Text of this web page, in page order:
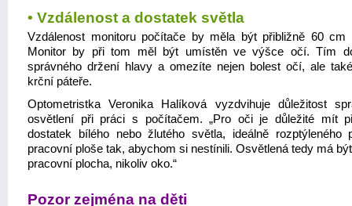
• Vzdálenost a dostatek světla
Vzdálenost monitoru počítače by měla být přibližně 60 cm
Monitor by při tom měl být umístěn ve výšce očí. Tím
správného držení hlavy a omezíte nejen bolest očí, ale
krční páteře.
Optometristka Veronika Halíková vyzdvihuje důležitost
osvětlení při práci s počítačem. „Pro oči je důležité mít
dostatek bílého nebo žlutého světla, ideálně rozptýleného
pracovní ploše tak, abychom si nestínili. Osvětlená tedy má
pracovní plocha, nikoliv oko.“
Pozor zejména na děti